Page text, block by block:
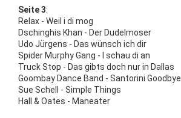
Seite 3:
Relax - Weil i di mog
Dschinghis Khan - Der Dudelmoser
Udo Jürgens - Das wünsch ich dir
Spider Murphy Gang - I schau di an
Truck Stop - Das gibts doch nur in Dallas
Goombay Dance Band - Santorini Goodbye
Sue Schell - Simple Things
Hall & Oates - Maneater